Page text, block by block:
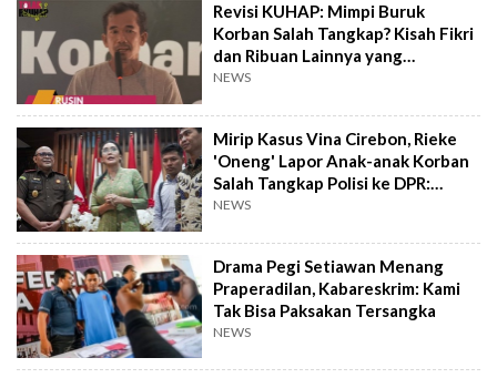
Revisi KUHAP: Mimpi Buruk
Korban Salah Tangkap? Kisah Fikri
dan Ribuan Lainnya yang
Terlupakan
NEWS
Mirip Kasus Vina Cirebon, Rieke
'Oneng' Lapor Anak-anak Korban
Salah Tangkap Polisi ke DPR:
Indikasi Kuat!
NEWS
Drama Pegi Setiawan Menang
Praperadilan, Kabareskrim: Kami
Tak Bisa Paksakan Tersangka
NEWS